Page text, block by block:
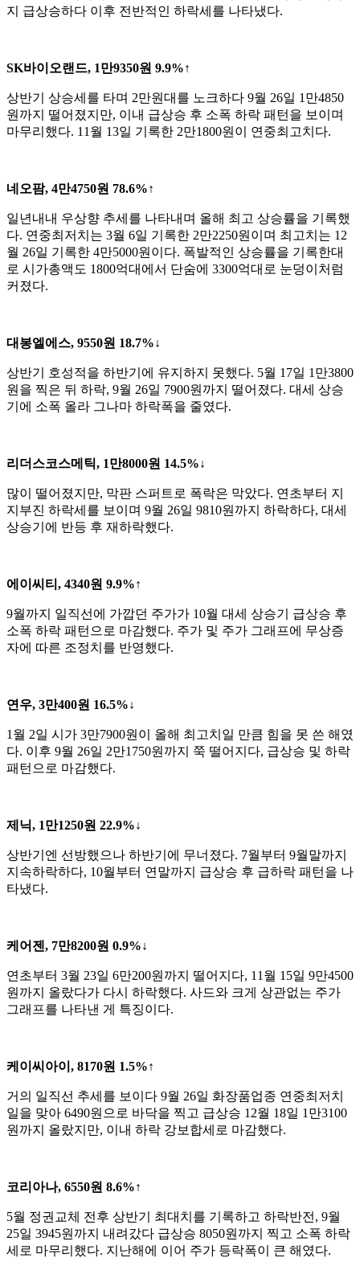
지 급상승하다 이후 전반적인 하락세를 나타냈다.
SK바이오랜드, 1만9350원 9.9%↑
상반기 상승세를 타며 2만원대를 노크하다 9월 26일 1만4850
원까지 떨어졌지만, 이내 급상승 후 소폭 하락 패턴을 보이며
마무리했다. 11월 13일 기록한 2만1800원이 연중최고치다.
네오팜, 4만4750원 78.6%↑
일년내내 우상향 추세를 나타내며 올해 최고 상승률을 기록했
다. 연중최저치는 3월 6일 기록한 2만2250원이며 최고치는 12
월 26일 기록한 4만5000원이다. 폭발적인 상승률을 기록한대
로 시가총액도 1800억대에서 단숨에 3300억대로 눈덩이처럼
커졌다.
대봉엘에스, 9550원 18.7%↓
상반기 호성적을 하반기에 유지하지 못했다. 5월 17일 1만3800
원을 찍은 뒤 하락, 9월 26일 7900원까지 떨어졌다. 대세 상승
기에 소폭 올라 그나마 하락폭을 줄였다.
리더스코스메틱, 1만8000원 14.5%↓
많이 떨어졌지만, 막판 스퍼트로 폭락은 막았다. 연초부터 지
지부진 하락세를 보이며 9월 26일 9810원까지 하락하다, 대세
상승기에 반등 후 재하락했다.
에이씨티, 4340원 9.9%↑
9월까지 일직선에 가깝던 주가가 10월 대세 상승기 급상승 후
소폭 하락 패턴으로 마감했다. 주가 및 주가 그래프에 무상증
자에 따른 조정치를 반영했다.
연우, 3만400원 16.5%↓
1월 2일 시가 3만7900원이 올해 최고치일 만큼 힘을 못 쓴 해였
다. 이후 9월 26일 2만1750원까지 쭉 떨어지다, 급상승 및 하락
패턴으로 마감했다.
제닉, 1만1250원 22.9%↓
상반기엔 선방했으나 하반기에 무너졌다. 7월부터 9월말까지
지속하락하다, 10월부터 연말까지 급상승 후 급하락 패턴을 나
타냈다.
케어젠, 7만8200원 0.9%↓
연초부터 3월 23일 6만200원까지 떨어지다, 11월 15일 9만4500
원까지 올랐다가 다시 하락했다. 사드와 크게 상관없는 주가
그래프를 나타낸 게 특징이다.
케이씨아이, 8170원 1.5%↑
거의 일직선 추세를 보이다 9월 26일 화장품업종 연중최저치
일을 맞아 6490원으로 바닥을 찍고 급상승 12월 18일 1만3100
원까지 올랐지만, 이내 하락 강보합세로 마감했다.
코리아나, 6550원 8.6%↑
5월 정권교체 전후 상반기 최대치를 기록하고 하락반전, 9월
25일 3945원까지 내려갔다 급상승 8050원까지 찍고 소폭 하락
세로 마무리했다. 지난해에 이어 주가 등락폭이 큰 해였다.